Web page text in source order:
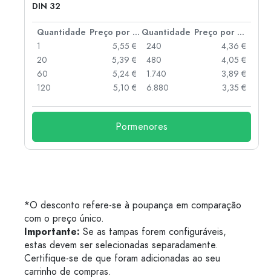
DIN 32
Quantidade Preço por peça Quantidade
Preço por peça
1
5,55 €
20
5,39 €
60
5,24 €
120
5,10 €
240
4,36 €
480
4,05 €
1.740
3,89 €
6.880
3,35 €
Pormenores
*O desconto refere-se à poupança em comparação
com o preço único.
Importante: Se as tampas forem configuráveis,
estas devem ser selecionadas separadamente.
Certifique-se de que foram adicionadas ao seu
carrinho de compras.